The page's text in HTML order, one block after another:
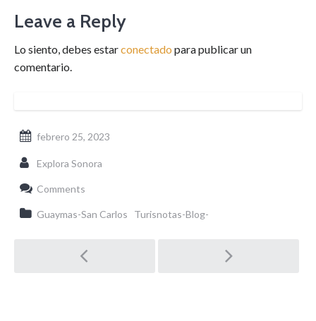
Leave a Reply
Lo siento, debes estarconectado para publicar un
comentario.
febrero 25, 2023
Explora Sonora
Comments
Guaymas-San Carlos Turisnotas-Blog-
Post